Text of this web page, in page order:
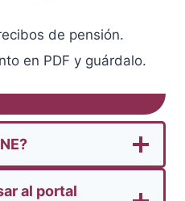
de pensión.
en PDF y guárdalo.
al portal